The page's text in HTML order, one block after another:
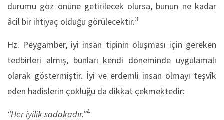
durumu göz önüne getirilecek olursa, bunun ne kadar
âcil bir ihtiyaç olduğu görülecektir.3
Hz. Peygamber, iyi insan tipinin oluşması için gereken
tedbirleri almış, bunları kendi döneminde uygulamalı
olarak göstermiştir. İyi ve erdemli insan olmayı teşvîk
eden hadislerin çokluğu da dikkat çekmektedir:
“Her iyilik sadakadır.”4